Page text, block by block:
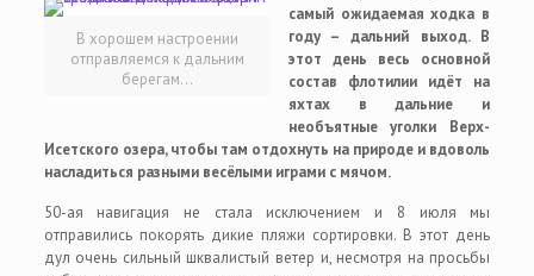
В хорошем настроении
отправляемся к дальним
берегам…
самый ожидаемая ходка в
году – дальний выход. В
этот день весь основной
состав флотилии идёт на
яхтах в дальние и
необъятные уголки Верх-
Исетского озера, чтобы там отдохнуть на природе и вдоволь
насладиться разными весёлыми играми с мячом.
50-ая навигация не стала исключением и 8 июля мы
отправились покорять дикие пляжи сортировки. В этот день
дул очень сильный шквалистый ветер и, несмотря на просьбы